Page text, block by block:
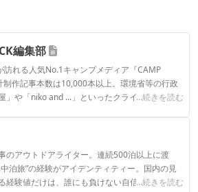
編集部
訪れる人気No.1キャンプメディア『CAMP
制作記事本数は10,000本以上。環境省等の行政
」や「niko and ...」といったクライアントとの
...続きを読む
編集部のプロフィール
のアウトドアライター。連続500泊以上に渡
泊旅”の経験がアイデンティティー。国内の見
経験値だけは、誰にも負けない自信あり。趣味
...続きを読む